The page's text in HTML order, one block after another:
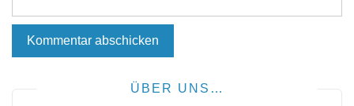
ÜBER UNS…